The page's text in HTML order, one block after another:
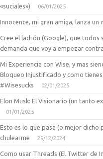
«suciales»)
06/01/2025
Innocence, mi gran amiga, lanza un
Cree el ladrón (Google), que todos
demanda que voy a empezar
Mi Experiencia con Wise, y mas
Bloqueo Injustificado y como
#Wisesucks
02/01/2025
Elon Musk: El Visionario (un tanto
01/01/2025
Esto es lo que pasa (o mejor dicho
chulearme
29/12/2024
Como usar Threads (El Twitter de